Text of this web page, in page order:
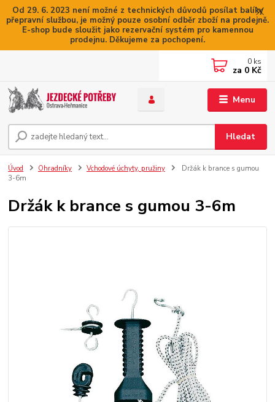
Od 29. 6. 2023 není možné z technických důvodů posílat balíky
přepravní službou, je možný pouze osobní odběr zboží na prodejně.
E-shop bude sloužit jako rezervační systém pro kamennou
prodejnu. Děkujeme za pochopení.
Menu
Hledat
0 ks
za 0 Kč
Úvod Ohradníky Vchodové úchyty, pružiny
Držák k brance s gumou
3-6m
Držák k brance s gumou 3-6m